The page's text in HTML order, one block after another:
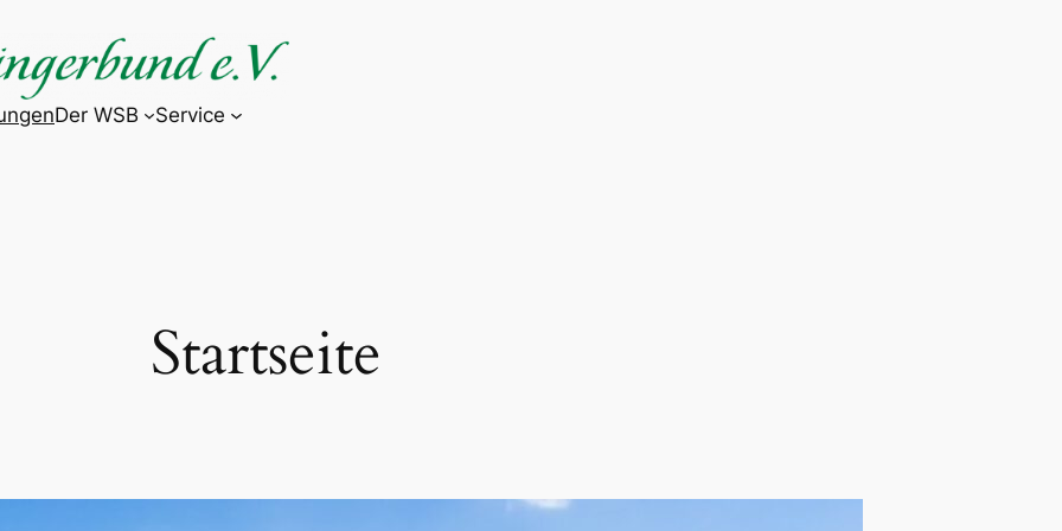
Der WSB Service
Startseite